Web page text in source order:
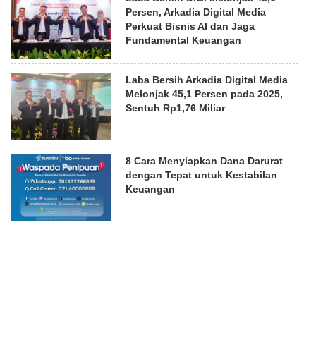
Persen, Arkadia Digital Media
Perkuat Bisnis AI dan Jaga
Fundamental Keuangan
Laba Bersih Arkadia Digital Media
Melonjak 45,1 Persen pada 2025,
Sentuh Rp1,76 Miliar
8 Cara Menyiapkan Dana Darurat
dengan Tepat untuk Kestabilan
Keuangan